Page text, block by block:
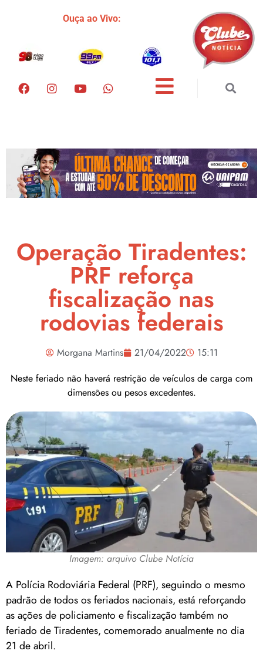
Ouça ao Vivo:
Operação Tiradentes:
PRF reforça
fiscalização nas
rodovias federais
Morgana Martins 21/04/2022
15:11
Neste feriado não haverá restrição de veículos de carga com
dimensões ou pesos excedentes.
Imagem: arquivo Clube Notícia
A Polícia Rodoviária Federal (PRF), seguindo o mesmo
padrão de todos os feriados nacionais, está reforçando
as ações de policiamento e fiscalização também no
feriado de Tiradentes, comemorado anualmente no dia
21 de abril.